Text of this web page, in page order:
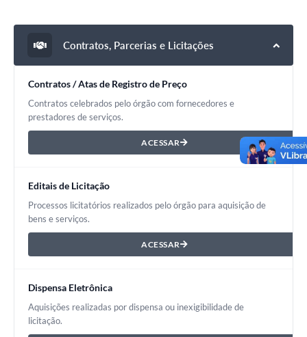
Contratos, Parcerias e Licitações
Contratos / Atas de Registro de Preço
Contratos celebrados pelo órgão com fornecedores e
prestadores de serviços.
ACESSAR
Editais de Licitação
Processos licitatórios realizados pelo órgão para aquisição de
bens e serviços.
ACESSAR
Dispensa Eletrônica
Aquisições realizadas por dispensa ou inexigibilidade de
licitação.